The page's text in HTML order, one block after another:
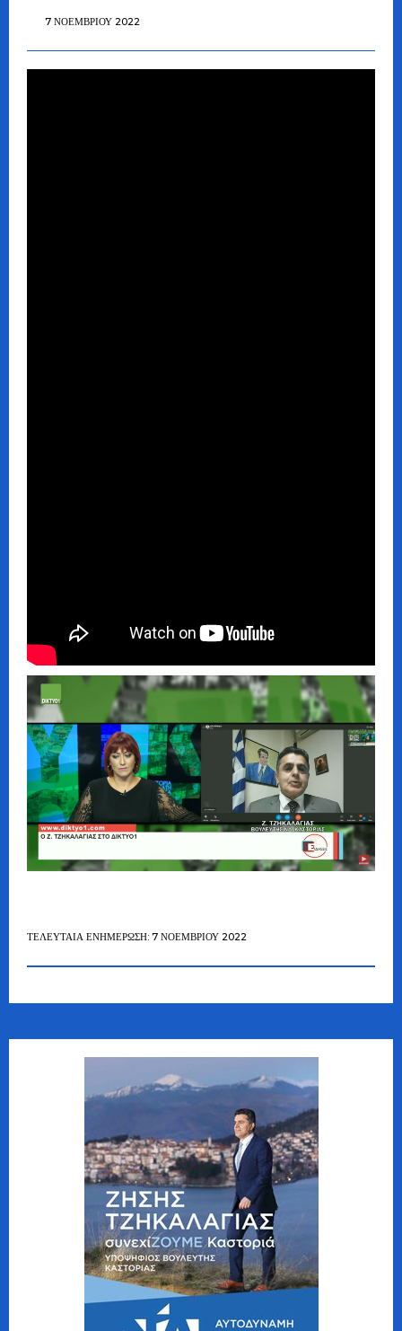
7 ΝΟΕΜΒΡΊΟΥ 2022
ΤΕΛΕΥΤΑΊΑ ΕΝΗΜΈΡΩΣΗ: 7 ΝΟΕΜΒΡΊΟΥ 2022